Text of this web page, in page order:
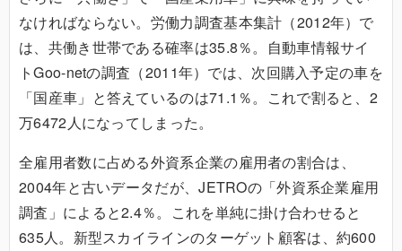
なければならない。労働力調査基本集計（2012年）で
は、共働き世帯である確率は35.8％。自動車情報サイ
トGoo-netの調査（2011年）では、次回購入予定の車を
「国産車」と答えているのは71.1％。これで割ると、2
万6472人になってしまった。
全雇用者数に占める外資系企業の雇用者の割合は、
2004年と古いデータだが、JETROの「外資系企業雇用
調査」によると2.4％。これを単純に掛け合わせると
635人。新型スカイラインのターゲット顧客は、約600